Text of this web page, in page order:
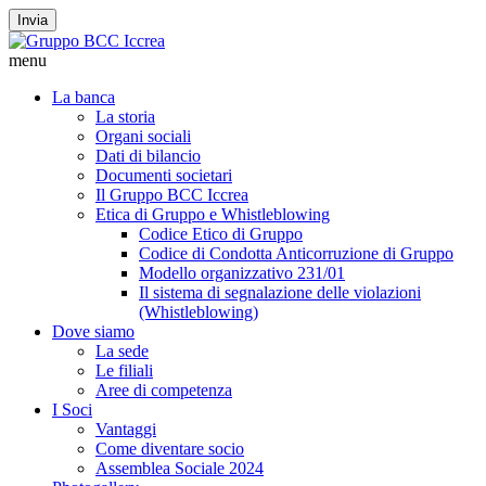
Invia
menu
La banca
La storia
Organi sociali
Dati di bilancio
Documenti societari
Il Gruppo BCC Iccrea
Etica di Gruppo e Whistleblowing
Codice Etico di Gruppo
Codice di Condotta Anticorruzione di Gruppo
Modello organizzativo 231/01
Il sistema di segnalazione delle violazioni
(Whistleblowing)
Dove siamo
La sede
Le filiali
Aree di competenza
I Soci
Vantaggi
Come diventare socio
Assemblea Sociale 2024